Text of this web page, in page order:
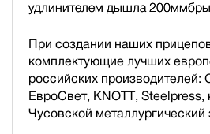
удлинителем дышла 200мм
При создании наших
комплектующие лучших
российских
ЕвроСвет, KNOTT, Steelpress,
Чусовской металлургический